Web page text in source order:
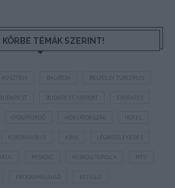
KÖRBE TÉMÁK SZERINT!
AUSZTRIA BALATON BELFÖLDI TURIZMUS
BUDAPEST BUDAPEST AIRPORT EMIRATES
HORVÁTORSZÁG HOTEL
LÉGIKÖZLEKEDÉS
MISKOLCTAPOLCA MTÜ